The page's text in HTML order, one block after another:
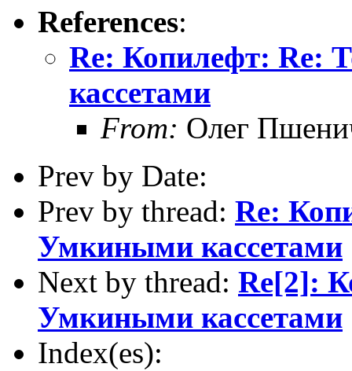
References:
Re: Копилефт: Re:
кассетами
From: Олег
Prev by Date:
Prev by thread: Re:
Умкиными кассетами
Next by thread: Re[2]:
Умкиными кассетами
Index(es):